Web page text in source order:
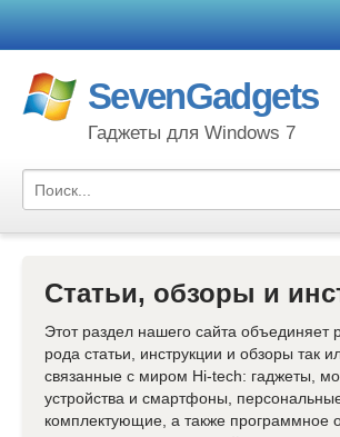
SevenGadgets
Гаджеты для Windows 7
Статьи, обзоры и
Этот раздел нашего сайта объединяет
рода статьи, инструкции и обзоры так
связанные с миром Hi-tech: гаджеты,
устройства и смартфоны,
комплектующие, а также программное